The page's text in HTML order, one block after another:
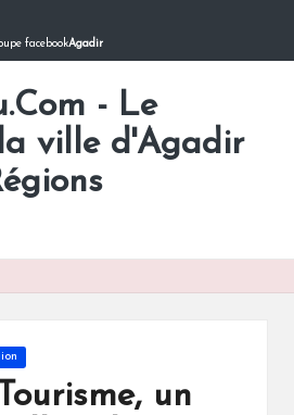
facebookAgadir
- Le
ville d'Agadir
un